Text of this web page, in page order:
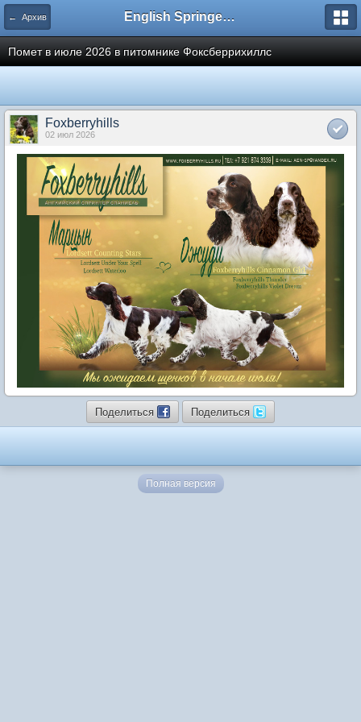
← Архив English Springer Spaniel Club
Помет в июле 2026 в питомнике Фоксберрихиллс
Foxberryhills
02 июл 2026
Поделиться Поделиться
Полная версия